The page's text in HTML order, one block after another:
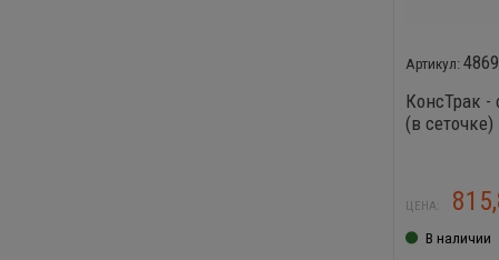
КонсТрак -
(в сеточке)
ЦЕНА:
В наличии